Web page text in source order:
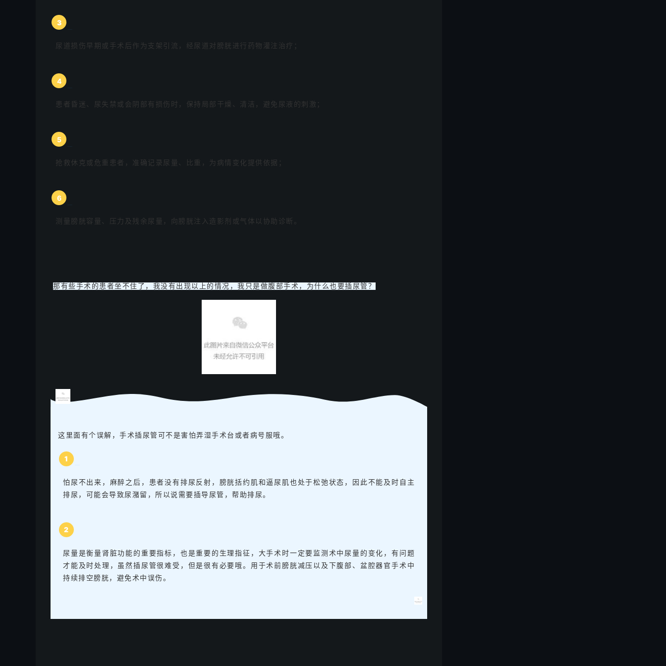
3
尿道损伤早期或手术后作为支架引流，经尿道对膀胱进行药物灌注治疗；
4
患者昏迷、尿失禁或会阴部有损伤时，保持局部干燥、清洁，避免尿液的刺激；
5
抢救休克或危重患者，准确记录尿量、比重，为病情变化提供依据；
6
测量膀胱容量、压力及残余尿量，向膀胱注入造影剂或气体以协助诊断。
那有些手术的患者坐不住了，我没有出现以上的情况，我只是做腹部手术，为什么也要插尿管？
这里面有个误解，手术插尿管可不是害怕弄湿手术台或者病号服哦。
1
怕尿不出来，麻醉之后，患者没有排尿反射，膀胱括约肌和逼尿肌也处于松弛状态，因此不能及时自主
排尿，可能会导致尿潴留，所以说需要插导尿管，帮助排尿。
2
尿量是衡量肾脏功能的重要指标，也是重要的生理指征，大手术时一定要监测术中尿量的变化，有问题
才能及时处理，虽然插尿管很难受，但是很有必要哦。用于术前膀胱减压以及下腹部、盆腔器官手术中
持续排空膀胱，避免术中误伤。